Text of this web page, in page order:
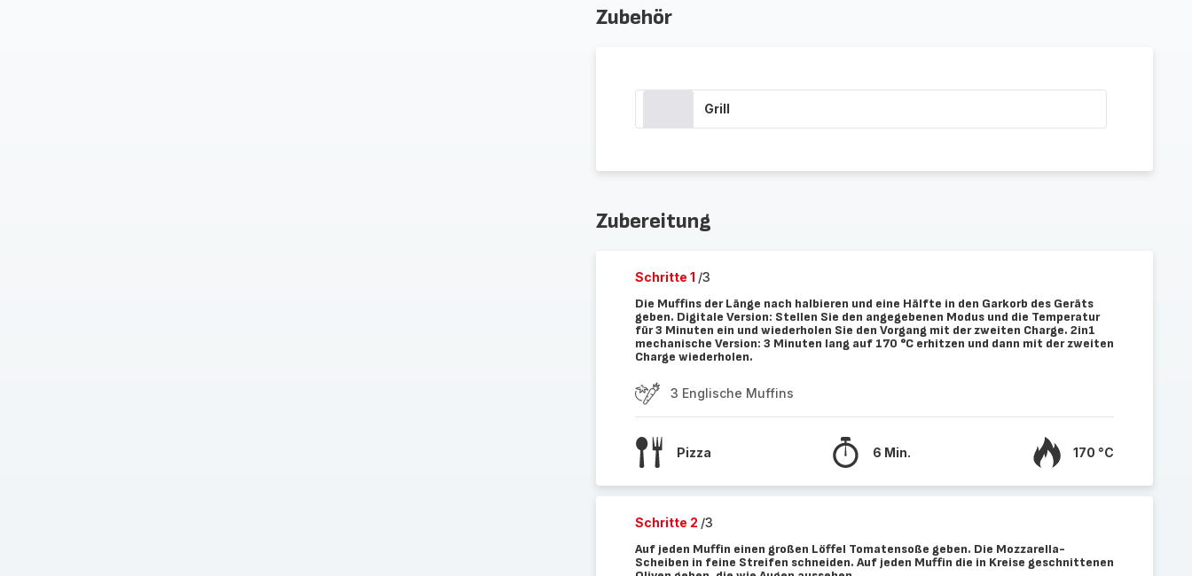
Zubehör
Grill
Zubereitung
Schritte 1 /3
Die Muffins der Länge nach halbieren und eine Hälfte in den Garkorb des Geräts
geben. Digitale Version: Stellen Sie den angegebenen Modus und die Temperatur
für 3 Minuten ein und wiederholen Sie den Vorgang mit der zweiten Charge. 2in1
mechanische Version: 3 Minuten lang auf 170 °C erhitzen und dann mit der zweiten
Charge wiederholen.
3 Englische Muffins
Pizza 6 Min. 170 °C
Schritte 2 /3
Auf jeden Muffin einen großen Löffel Tomatensoße geben. Die Mozzarella-
Scheiben in feine Streifen schneiden. Auf jeden Muffin die in Kreise geschnittenen